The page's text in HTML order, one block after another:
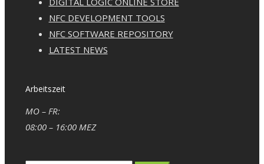
NFC DEVELOPMENT TOOLS
NFC SOFTWARE REPOSITORY
LATEST NEWS
Arbeitszeit
MO – FR:
08:00 – 16:00 MEZ